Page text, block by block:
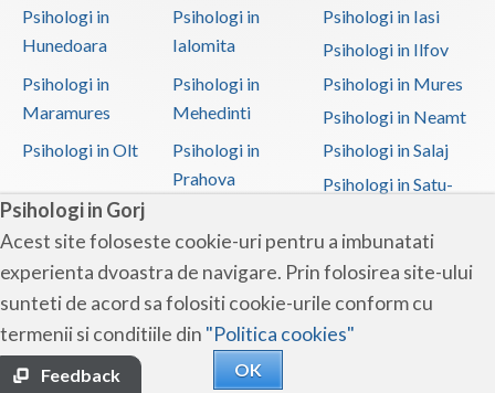
Psihologi in Gorj
Acest site foloseste cookie-uri pentru a imbunatati
experienta dvoastra de navigare. Prin folosirea site-ului
sunteti de acord sa folositi cookie-urile conform cu
termenii si conditiile din "Politica cookies"
OK
Feedback
Psihologi in
Hunedoara
Psihologi in
Ialomita
Psihologi in Iasi
Psihologi in Ilfov
Psihologi in
Maramures
Psihologi in
Mehedinti
Psihologi in Mures
Psihologi in Neamt
Psihologi in Olt
Psihologi in
Prahova
Psihologi in Salaj
Psihologi in Satu-
Psihologi in Sibiu
Psihologi in
Suceava
Psihologi in
Teleorman
Psihologi in Timis
Psihologi in Tulcea Psihologi in Valcea
Psihologi in Vaslui
Psihologi in
Vrancea